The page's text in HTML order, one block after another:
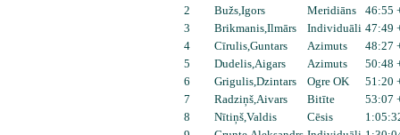
2
Bužs,Igors Meridiāns
46:55
3
Brikmanis,Ilmārs Individuāli 47:49
4
Cīrulis,Guntars Azimuts
48:27
5
Dudelis,Aigars Azimuts
50:48
6
Grigulis,Dzintars Ogre OK
51:20
7
Radziņš,Aivars Bitīte
53:07
8
Nītiņš,Valdis Cēsis